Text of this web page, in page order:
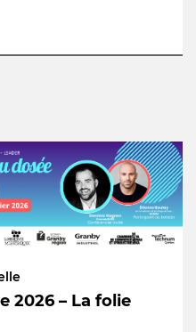
2026 – La folie